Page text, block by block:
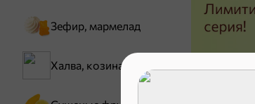
Зефир, мармелад
Халва, козинаки